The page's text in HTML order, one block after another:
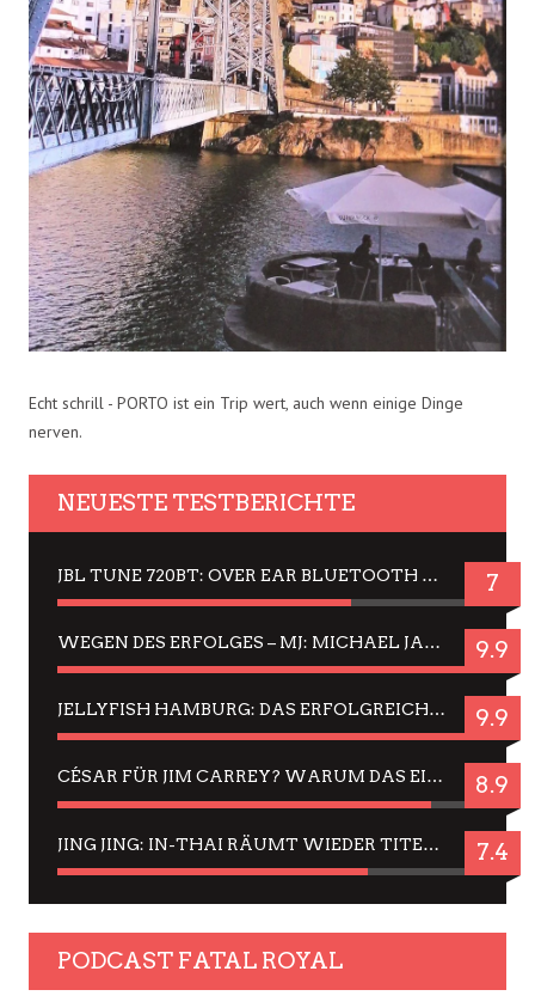
Echt schrill - PORTO ist ein Trip wert, auch wenn einige Dinge
nerven.
NEUESTE TESTBERICHTE
JBL TUNE 720BT: OVER EAR BLUETOOTH KOPFHÖRER UM DIE 50,-€ IM DAUER-TEST 7
WEGEN DES ERFOLGES – MJ: MICHAEL JACKSON MUSICAL IN EINER MATINEE SEHEN 9.9
JELLYFISH HAMBURG: DAS ERFOLGREICHE SOMMER-MENÜ 2025 IN GEFÜHLEN UND BILDERN 9.9
CÉSAR FÜR JIM CARREY? WARUM DAS EINER DER NERVIGSTEN ACTORS IST UND BLEIBT 8.9
JING JING: IN-THAI RÄUMT WIEDER TITEL AB – EIN ZWEI-STUNDEN-ERLEBNISBERICHT 7.4
PODCAST FATAL ROYAL